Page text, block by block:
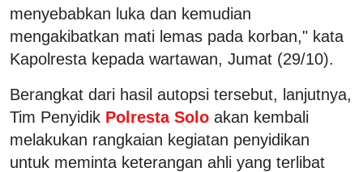
menyebabkan luka dan kemudian
mengakibatkan mati lemas pada korban," kata
Kapolresta kepada wartawan, Jumat (29/10).
Berangkat dari hasil autopsi tersebut, lanjutnya,
Tim Penyidik Polresta Solo akan kembali
melakukan rangkaian kegiatan penyidikan
untuk meminta keterangan ahli yang terlibat